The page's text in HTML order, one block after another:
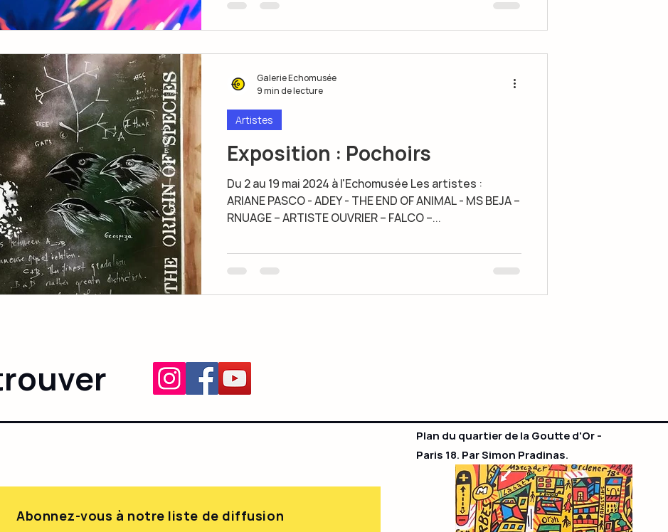
Exposition : Pochoirs
Du 2 au 19 mai 2024 à l'Echomusée Les artistes :
ARIANE PASCO - ADEY - THE END OF ANIMAL - MS BEJA –
RNUAGE – ARTISTE OUVRIER – FALCO –...
Artistes
Galerie Echomusée
9 min de lecture
Abonnez-vous à notre liste de diffusion
Plan du quartier de la Goutte d'Or -
Paris 18. Par Simon Pradinas.